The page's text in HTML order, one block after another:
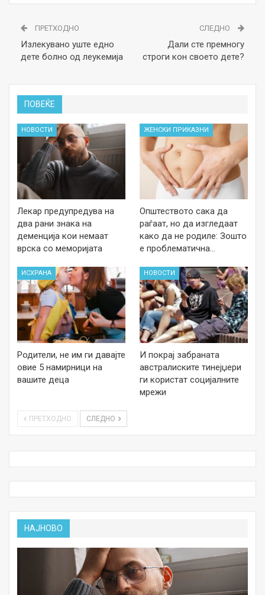
ПРЕТХОДНО
Излекувано уште едно
дете болно од леукемија
СЛЕДНО
Дали сте премногу
строги кон своето дете?
ПОВЕЌЕ
НОВОСТИ
Лекар предупредува на
два рани знака на
деменција кои немаат
врска со меморијата
ЖЕНСКИ ПРИКАЗНИ
Општеството сака да
раѓаат, но да изгледаат
како да не родиле: Зошто
е проблематична…
ИСХРАНА
Родители, не им ги давајте
овие 5 намирници на
вашите деца
НОВОСТИ
И покрај забраната
австралиските тинејџери
ги користат социјалните
мрежи
ПРЕТХОДНО СЛЕДНО
НАЈНОВО